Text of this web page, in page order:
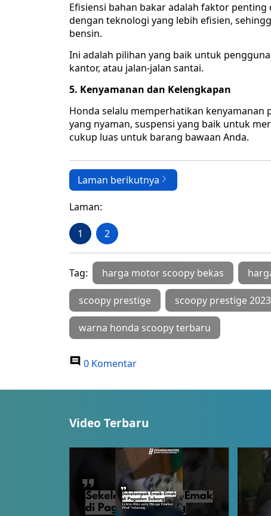
Efisiensi bahan bakar adalah faktor
dengan teknologi yang lebih efisien,
bensin.
Ini adalah pilihan yang baik untuk
kantor, atau jalan-jalan santai.
5. Kenyamanan dan Kelengkapan
Honda selalu memperhatikan kenyamanan
yang nyaman, suspensi yang baik untuk
cukup luas untuk barang bawaan Anda.
Laman berikutnya
Laman:
1 2
Tag: harga motor scoopy bekas
scoopy prestige scoopy prestige 2023
warna honda scoopy terbaru
0 Komentar
Video Terbaru